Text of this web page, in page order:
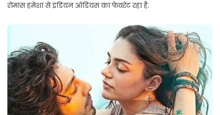
रोमांस हमेशा से इंडियन ऑडियंस का फेवरेट रहा है.